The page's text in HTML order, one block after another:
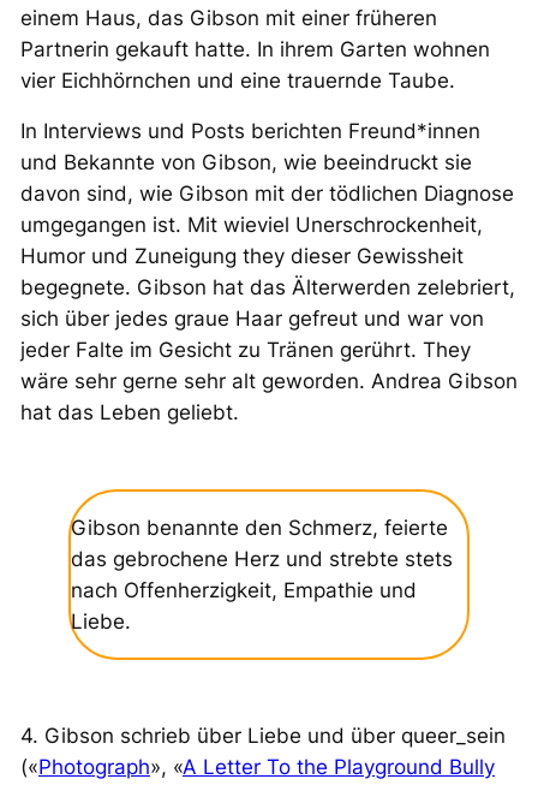
einem Haus, das Gibson mit einer früheren
Partnerin gekauft hatte. In ihrem Garten wohnen
vier Eichhörnchen und eine trauernde Taube.
In Interviews und Posts berichten Freund*innen
und Bekannte von Gibson, wie beeindruckt sie
davon sind, wie Gibson mit der tödlichen Diagnose
umgegangen ist. Mit wieviel Unerschrockenheit,
Humor und Zuneigung they dieser Gewissheit
begegnete. Gibson hat das Älterwerden zelebriert,
sich über jedes graue Haar gefreut und war von
jeder Falte im Gesicht zu Tränen gerührt. They
wäre sehr gerne sehr alt geworden. Andrea Gibson
hat das Leben geliebt.
Gibson benannte den Schmerz, feierte
das gebrochene Herz und strebte stets
nach Offenherzigkeit, Empathie und
Liebe.
4. Gibson schrieb über Liebe und über queer_sein
(«Photograph», «A Letter To the Playground Bully